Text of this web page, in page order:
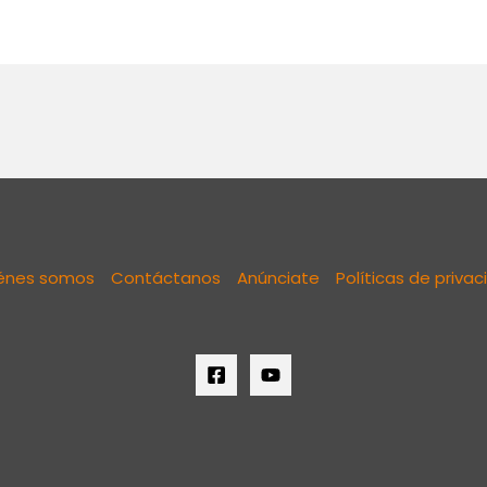
somos Contáctanos Anúnciate Políticas de